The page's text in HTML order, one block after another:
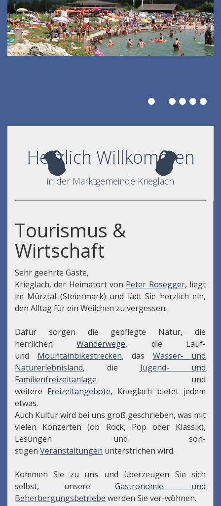
Herzlich Willkommen
in der Marktgemeinde Krieglach
Tourismus &
Wirtschaft
Sehr geehrte Gäste,
Krieglach, der Heimatort von Peter Rosegger, liegt
im Mürztal (Steiermark) und lädt Sie herzlich ein,
den Alltag für ein Weilchen zu vergessen.
Dafür sorgen die gepflegte Natur, die
herrlichenWanderwege, die Lauf-
und Mountainbikestrecken, das Wasser- und
Naturerlebnisland, die Jugend- und
Familienfreizeitanlage und
weitere Freizeitangebote, Krieglach bietet jedem
etwas.
Auch Kultur wird bei uns groß geschrieben, was mit
vielen Konzerten (ob Rock, Pop oder Klassik),
Lesungen und son-
stigen Veranstaltungen unterstrichen wird.
Kommen Sie zu uns und überzeugen Sie sich
selbst, unsereGastronomie- und
Beherbergungsbetriebe werden Sie ver-wöhnen.